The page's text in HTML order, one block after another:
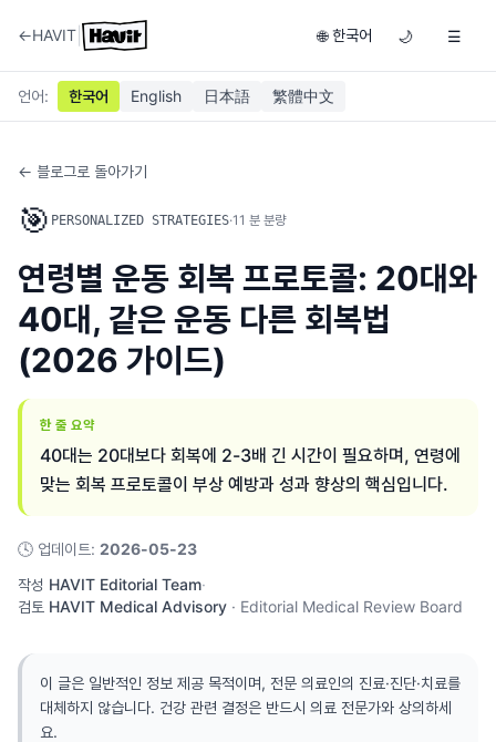
←HAVIT 🌐 한국어 🌙 ☰
언어: 한국어 English 日本語 繁體中文
← 블로그로 돌아가기
🎯 PERSONALIZED STRATEGIES·11 분 분량
연령별 운동 회복 프로토콜: 20대와
40대, 같은 운동 다른 회복법
(2026 가이드)
한 줄 요약
40대는 20대보다 회복에 2-3배 긴 시간이 필요하며, 연령에
맞는 회복 프로토콜이 부상 예방과 성과 향상의 핵심입니다.
🕓 업데이트: 2026-05-23
작성 HAVIT Editorial Team·
검토 HAVIT Medical Advisory · Editorial Medical Review Board
이 글은 일반적인 정보 제공 목적이며, 전문 의료인의 진료·진단·치료를
대체하지 않습니다. 건강 관련 결정은 반드시 의료 전문가와 상의하세
요.